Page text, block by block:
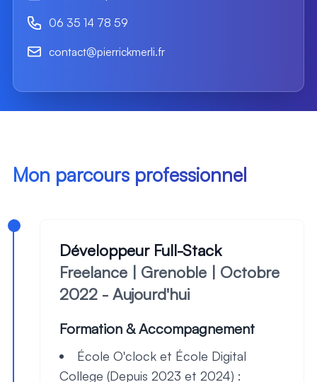
06 35 14 78 59
contact@pierrickmerli.fr
Mon parcours professionnel
Développeur Full-Stack
Freelance | Grenoble | Octobre
2022 - Aujourd'hui
Formation & Accompagnement
École O'clock et École Digital
College (Depuis 2023 et 2024) :